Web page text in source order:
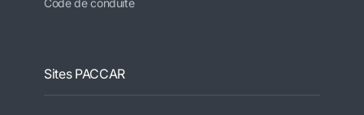
Code de conduite
Sites PACCAR